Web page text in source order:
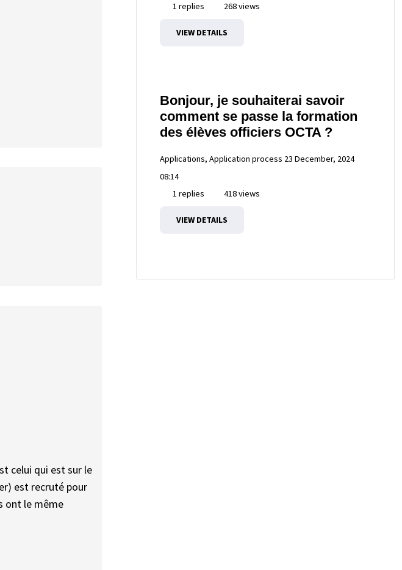
celui qui est sur le
est recruté pour
ont le même
1 replies
268 views
VIEW DETAILS
Bonjour, je souhaiterai savoir
comment se passe la formation
des élèves officiers OCTA ?
Applications, Application process 23 December, 2024
08:14
1 replies
418 views
VIEW DETAILS